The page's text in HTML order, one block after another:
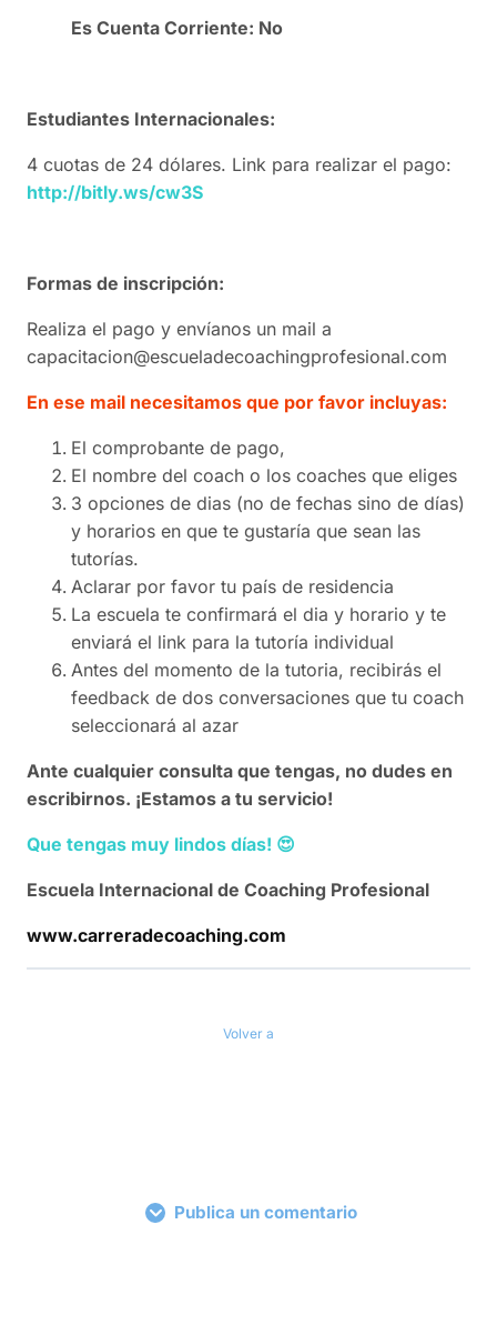
Es Cuenta Corriente: No
Estudiantes Internacionales:
4 cuotas de 24 dólares. Link para realizar el pago:
http://bitly.ws/cw3S
Formas de inscripción:
Realiza el pago y envíanos un mail a
capacitacion@escueladecoachingprofesional.com
En ese mail necesitamos que por favor incluyas:
El comprobante de pago,
El nombre del coach o los coaches que eliges
3 opciones de dias (no de fechas sino de días)
y horarios en que te gustaría que sean las
tutorías.
Aclarar por favor tu país de residencia
La escuela te confirmará el dia y horario y te
enviará el link para la tutoría individual
Antes del momento de la tutoria, recibirás el
feedback de dos conversaciones que tu coach
seleccionará al azar
Ante cualquier consulta que tengas, no dudes en
escribirnos. ¡Estamos a tu servicio!
Que tengas muy lindos días! 😍
Escuela Internacional de Coaching Profesional
www.carreradecoaching.com
Volver a
Publica un comentario